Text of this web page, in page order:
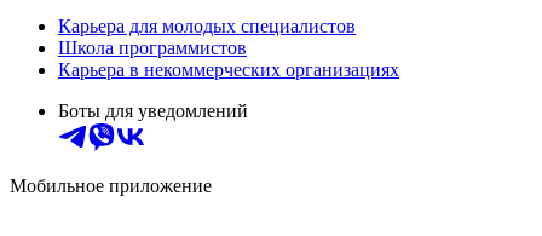
Карьера для молодых специалистов
Школа программистов
Карьера в некоммерческих организациях
Боты для уведомлений
Мобильное приложение